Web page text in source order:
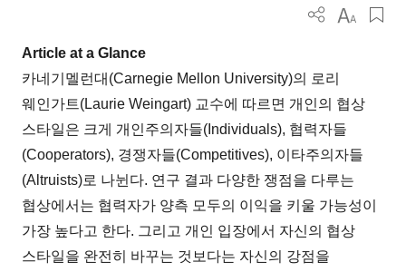
Article at a Glance
카네기멜런대(Carnegie Mellon University)의 로리
웨인가트(Laurie Weingart) 교수에 따르면 개인의 협상
스타일은 크게 개인주의자들(Individuals), 협력자들
(Cooperators), 경쟁자들(Competitives), 이타주의자들
(Altruists)로 나뉜다. 연구 결과 다양한 쟁점을 다루는
협상에서는 협력자가 양측 모두의 이익을 키울 가능성이
가장 높다고 한다. 그리고 개인 입장에서 자신의 협상
스타일을 완전히 바꾸는 것보다는 자신의 강점을